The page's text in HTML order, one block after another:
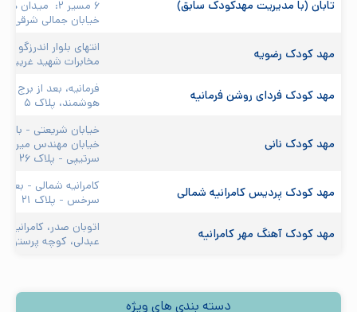
تابان (با مدیریت مهدکودک سابق)
۶ مسیر ۲:
خیابان جمالی شرقی،
مهد کودک رضویه
انتهای بلوار
مخابرات شهید
مهد کودک فردای روشن فرمانیه
فرمانیه، بعد از برج
هوشمند، پلاک ۵
مهد کودک نانی
خیابان شریعتی -
خیابان مهندس
سرتیپی - پلاک ۲۶
مهد کودک پردیس کامرانیه شمالی
کامرانیه شمالی -
سرخس - پلاک ۲۱
مهد کودک آهنگ مهر کامرانیه
اتوبان صدر،
عبدلی، کوچه پرستو،
دسته بندی های ویژه